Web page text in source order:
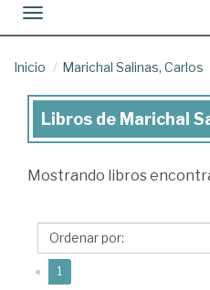
Toggle navigation
Inicio Marichal Salinas, Carlos
Libros
Marichal
Carlos
Libros de Marichal
Mostrando libros
« 1